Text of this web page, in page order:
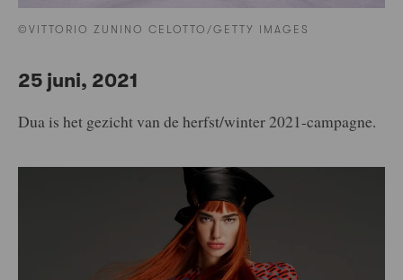
©VITTORIO ZUNINO CELOTTO/GETTY IMAGES
25 juni, 2021
Dua is het gezicht van de herfst/winter 2021-campagne.